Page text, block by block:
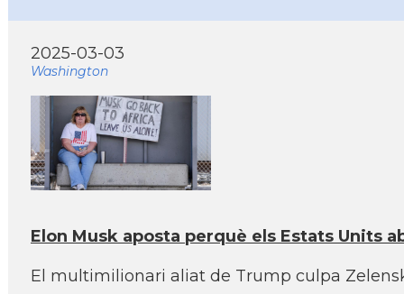
2025-03-03
Washington
Elon Musk aposta perquè els Estats Units
El multimilionari aliat de Trump culpa